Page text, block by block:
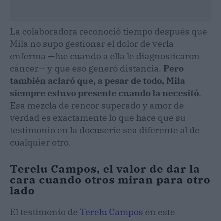
La colaboradora reconoció tiempo después que
Mila no supo gestionar el dolor de verla
enferma —fue cuando a ella le diagnosticaron
cáncer— y que eso generó distancia. Pero
también aclaró que, a pesar de todo, Mila
siempre estuvo presente cuando la necesitó.
Esa mezcla de rencor superado y amor de
verdad es exactamente lo que hace que su
testimonio en la docuserie sea diferente al de
cualquier otro.
Terelu Campos, el valor de dar la
cara cuando otros miran para otro
lado
El testimonio de Terelu Campos en este